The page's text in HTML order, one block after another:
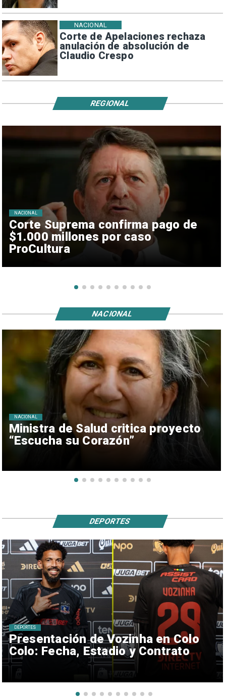
Corte de Apelaciones rechaza
anulación de absolución de
Claudio Crespo
NACIONAL
Corte Suprema confirma pago de
$1.000 millones por caso
ProCultura
NACIONAL
REGIONAL
Ministra de Salud critica proyecto
“Escucha su Corazón”
NACIONAL
NACIONAL
Presentación de Vozinha en Colo
Colo: Fecha, Estadio y Contrato
DEPORTES
DEPORTES